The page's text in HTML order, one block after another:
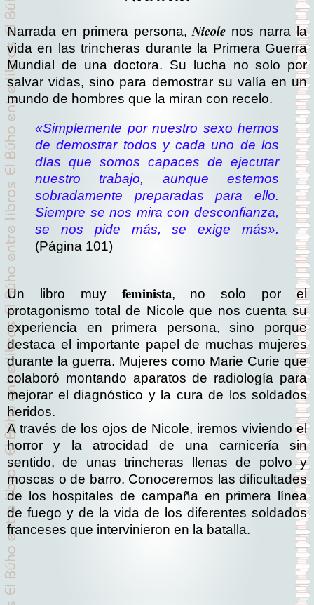
Narrada en primera persona,Nicole nos narra la
vida en las trincheras durante la Primera Guerra
Mundial de una doctora. Su lucha no solo por
salvar vidas, sino para demostrar su valía en un
mundo de hombres que la miran con recelo.
«Simplemente por nuestro sexo hemos
de demostrar todos y cada uno de los
días que somos capaces de ejecutar
nuestro trabajo, aunque estemos
sobradamente preparadas para ello.
Siempre se nos mira con desconfianza,
se nos pide más, se exige más».
(Página 101)
Un libro muy feminista, no solo por el
protagonismo total de Nicole que nos cuenta su
experiencia en primera persona, sino porque
destaca el importante papel de muchas mujeres
durante la guerra. Mujeres como Marie Curie que
colaboró montando aparatos de radiología para
mejorar el diagnóstico y la cura de los soldados
heridos.
A través de los ojos de Nicole, iremos viviendo el
horror y la atrocidad de una carnicería sin
sentido, de unas trincheras llenas de polvo y
moscas o de barro. Conoceremos las dificultades
de los hospitales de campaña en primera línea
de fuego y de la vida de los diferentes soldados
franceses que intervinieron en la batalla.